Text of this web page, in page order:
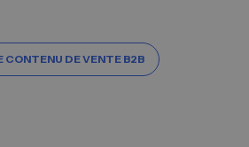
CONTENU DE VENTE B2B